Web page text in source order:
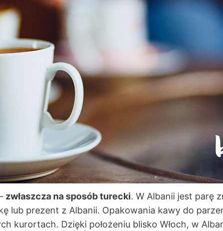
zwłaszcza na sposób turecki. W Albanii jest parę
lub prezent z Albanii. Opakowania kawy do
kurortach. Dzięki położeniu blisko Włoch, w